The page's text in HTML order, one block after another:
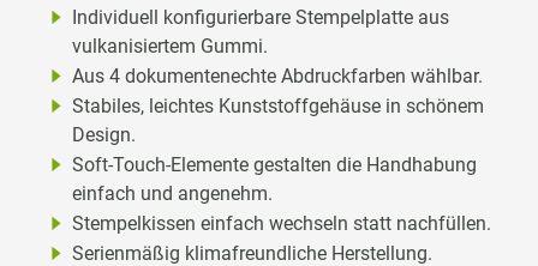
Individuell konfigurierbare Stempelplatte aus
vulkanisiertem Gummi.
Aus 4 dokumentenechte Abdruckfarben wählbar.
Stabiles, leichtes Kunststoffgehäuse in schönem
Design.
Soft-Touch-Elemente gestalten die Handhabung
einfach und angenehm.
Stempelkissen einfach wechseln statt nachfüllen.
Serienmäßig klimafreundliche Herstellung.